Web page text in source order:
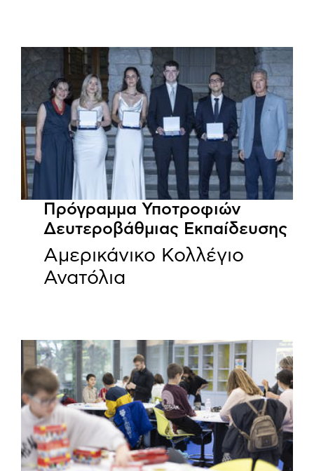
Πρόγραμμα Υποτροφιών
Δευτεροβάθμιας Εκπαίδευσης
Αμερικάνικο Κολλέγιο
Ανατόλια